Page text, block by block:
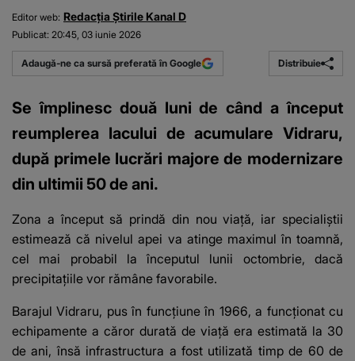
Editor web: Redacția Știrile Kanal D
Publicat: 20:45, 03 iunie 2026
Adaugă-ne ca sursă preferată în Google Distribuie
Se împlinesc două luni de când a început
reumplerea lacului de acumulare Vidraru,
după primele lucrări majore de modernizare
din ultimii 50 de ani.
Zona a început să prindă din nou viață, iar specialiștii
estimează că nivelul apei va atinge maximul în toamnă,
cel mai probabil la începutul lunii octombrie, dacă
precipitațiile vor rămâne favorabile.
Barajul Vidraru, pus în funcțiune în 1966, a funcționat cu
echipamente a căror durată de viață era estimată la 30
de ani, însă infrastructura a fost utilizată timp de 60 de